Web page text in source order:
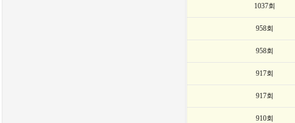
1037회
958회
958회
917회
917회
910회